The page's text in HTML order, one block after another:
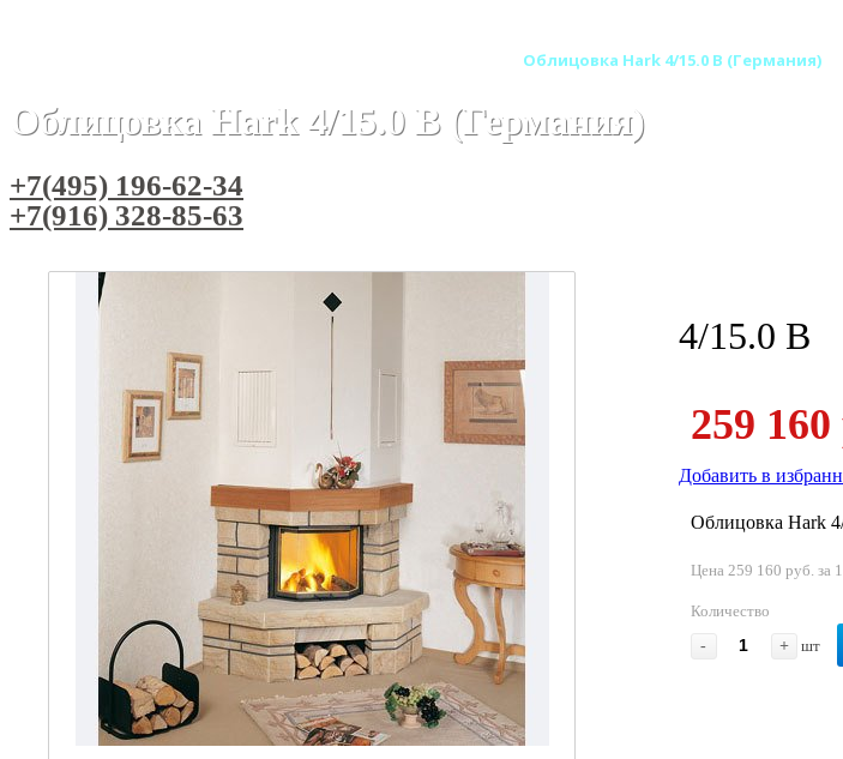
Облицовка Hark 4/15.0 B (Германия)
Облицовка Hark 4/15.0 B (Германия)
+7(495) 196-62-34
+7(916) 328-85-63
4/15.0 B
259 160
Добавить в
Облицовка Hark
Цена 259 160 руб. за
Количество
-
+ шт